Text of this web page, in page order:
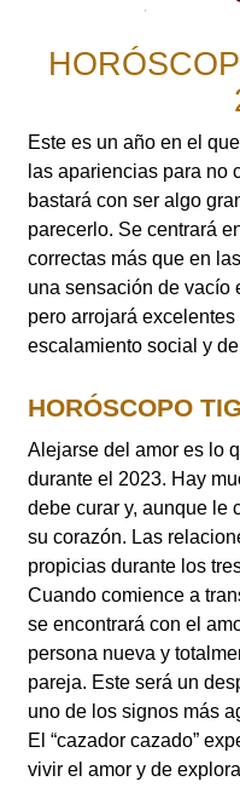
Este es un año en el
las apariencias para no
bastará con ser algo
parecerlo. Se centrará
correctas más que en
una sensación de vacío
pero arrojará
escalamiento social y
HORÓSCOPO
Alejarse del amor es lo
durante el 2023. Hay
debe curar y, aunque le
su corazón. Las
propicias durante los
Cuando comience a
se encontrará con el
persona nueva y
pareja. Este será un
uno de los signos más
El “cazador cazado”
vivir el amor y de